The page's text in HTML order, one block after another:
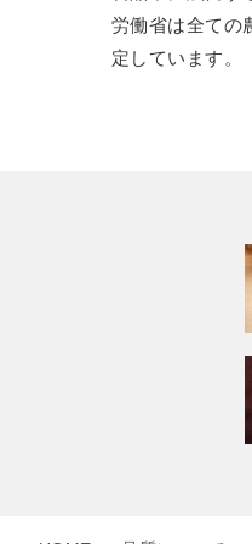
労働省は全ての
定しています。